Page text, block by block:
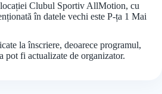
locației Clubul Sportiv AllMotion, cu
în datele vechi este P-ța 1 Mai
la înscriere, deoarece programul,
pot fi actualizate de organizator.